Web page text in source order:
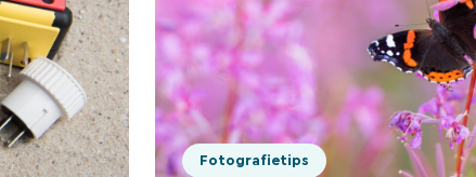
Fotografietips